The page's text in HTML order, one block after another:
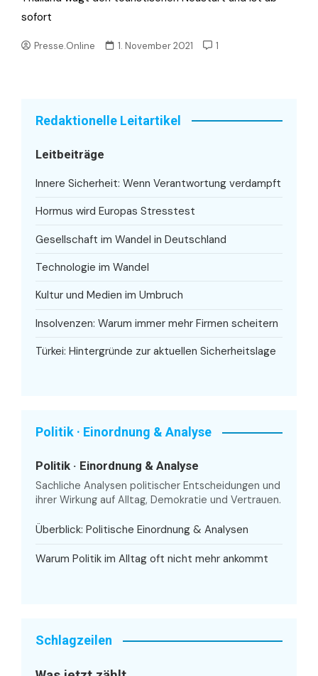
sofort
Presse.Online 1. November 2021 1
Redaktionelle Leitartikel
Leitbeiträge
Innere Sicherheit: Wenn Verantwortung verdampft
Hormus wird Europas Stresstest
Gesellschaft im Wandel in Deutschland
Technologie im Wandel
Kultur und Medien im Umbruch
Insolvenzen: Warum immer mehr Firmen scheitern
Türkei: Hintergründe zur aktuellen Sicherheitslage
Politik · Einordnung & Analyse
Politik · Einordnung & Analyse
Sachliche Analysen politischer Entscheidungen und
ihrer Wirkung auf Alltag, Demokratie und Vertrauen.
Überblick: Politische Einordnung & Analysen
Warum Politik im Alltag oft nicht mehr ankommt
Schlagzeilen